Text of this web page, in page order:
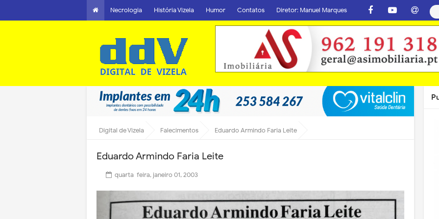
Necrologia História Vizela Humor Contatos Diretor: Manuel Marques
Digital de Vizela Falecimentos Eduardo Armindo Faria Leite
Eduardo Armindo Faria Leite
quarta-feira, janeiro 01, 2003